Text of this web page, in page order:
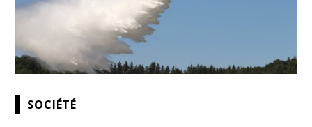
SOCIÉTÉ